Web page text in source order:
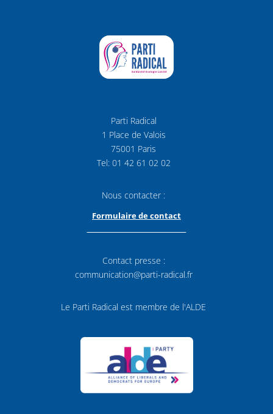
Parti Radical
1 Place de Valois
75001 Paris
Tel: 01 42 61 02 02
Nous contacter :
Formulaire de contact
Contact presse :
communication@parti-radical.fr
Le Parti Radical est membre de l'ALDE